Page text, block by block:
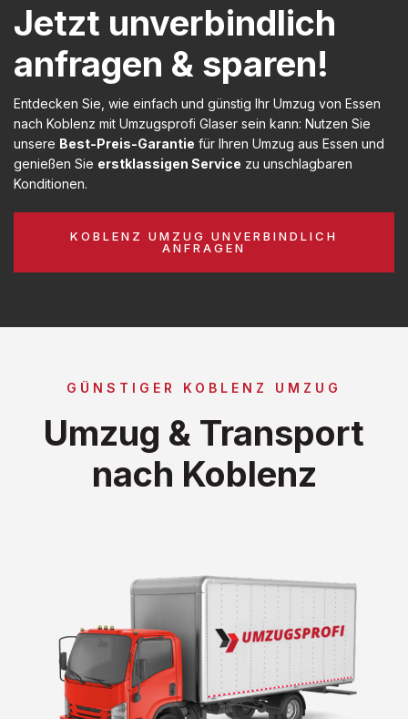
Jetzt unverbindlich
anfragen & sparen!
Entdecken Sie, wie einfach und günstig Ihr Umzug von Essen
nach Koblenz mit Umzugsprofi Glaser sein kann: Nutzen Sie
unsere Best-Preis-Garantie für Ihren Umzug aus Essen und
genießen Sie erstklassigen Service zu unschlagbaren
Konditionen.
KOBLENZ UMZUG UNVERBINDLICH
ANFRAGEN
GÜNSTIGER KOBLENZ UMZUG
Umzug & Transport
nach Koblenz